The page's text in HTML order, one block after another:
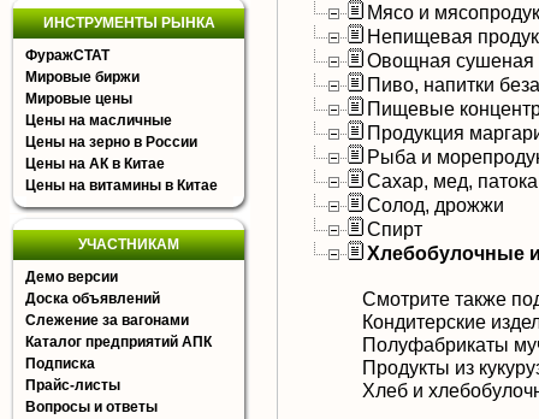
ИНСТРУМЕНТЫ РЫНКА
ФуражСТАТ
Мировые биржи
Мировые цены
Цены на масличные
Цены на зерно в России
Цены на АК в Китае
Цены на витамины в Китае
УЧАСТНИКАМ
Демо версии
Доска объявлений
Слежение за вагонами
Каталог предприятий АПК
Подписка
Прайс-листы
Вопросы и ответы
Мясо и
Непищевая
Овощная сушеная
Пиво, напитки
Пищевые
Продукция
Рыба и
Сахар, мед, патока
Солод, дрожжи
Спирт
Хлебобулочные
Смотрите также
Кондитерские
Полуфабрикаты
Продукты из
Хлеб и